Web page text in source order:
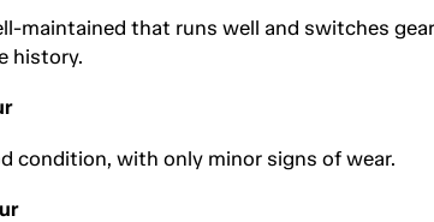
maintained that runs well and switches
history.
condition, with only minor signs of wear.